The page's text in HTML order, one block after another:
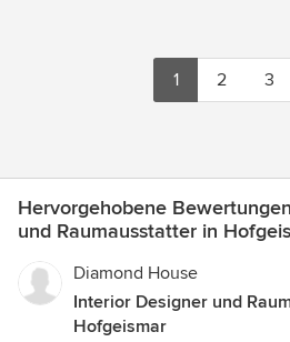
1 2 3
Hervorgehobene
und Raumausstatter in
Diamond House
Interior Designer und
Hofgeismar